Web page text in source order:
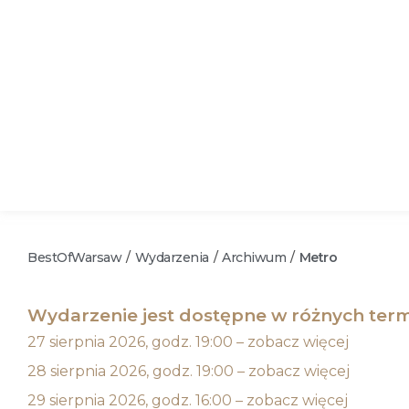
BestOfWarsaw / Wydarzenia / Archiwum / Metro
Wydarzenie jest dostępne w różnych
27 sierpnia 2026, godz. 19:00 – zobacz więcej
28 sierpnia 2026, godz. 19:00 – zobacz więcej
29 sierpnia 2026, godz. 16:00 – zobacz więcej